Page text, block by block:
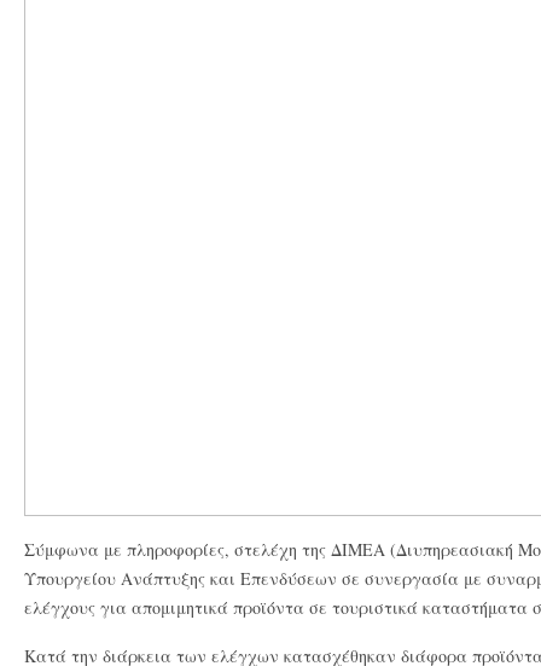
Σύμφωνα με πληροφορίες, στελέχη της ΔΙΜΕΑ (Διυπηρεασιακή
Υπουργείου Ανάπτυξης και Επενδύσεων σε συνεργασία με
ελέγχους για απομιμητικά προϊόντα σε τουριστικά καταστήματα
Κατά την διάρκεια των ελέγχων κατασχέθηκαν διάφορα